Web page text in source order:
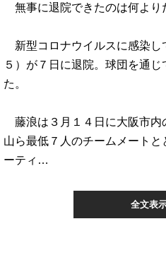
無事に退院できたのは何よ
新型コロナウイルスに感染し
５）が７日に退院。球団を通
た。
藤浪は３月１４日に大阪市内
山ら最低７人のチームメート
ーティ…
全文表